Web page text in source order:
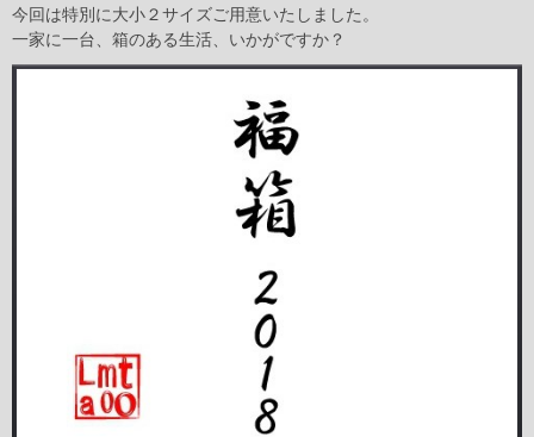
今回は特別に大小２サイズご用意いたしました。
一家に一台、箱のある生活、いかがですか？